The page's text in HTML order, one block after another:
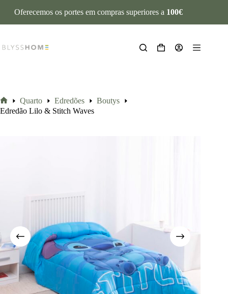
Oferecemos os portes em compras superiores a 100€
Quarto Edredões
Boutys
Edredão Lilo & Stitch Waves